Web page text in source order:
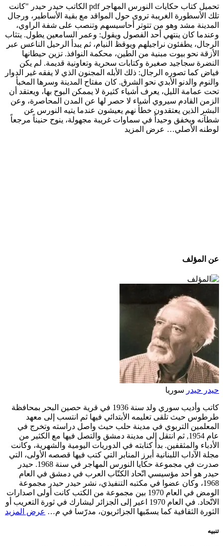
تحميل كتاب حكايات النورس المهاجر pdf الكاتب حيدر حيدر "كانت
تلك الأسطورة الغريبة تروى حول المواقد مع بقية الأساطير، ورجال
المدينة مشد وهو من تتوتر أحاسيسهم وتنصب على شفة الراوي،
وعندما كان ينتهي أحد الفصول ويقول: وعمر السامعين يطول. يتثاب
الرجال، يطفئون نراجيلهم ويوقظ النيام، ثم يبدأ الرحيل الناعس عبر
الأزقة نحو بيوت مبنية من الطين، محكمة النوافذ. تزين حيطانها
النضرة سجاجيد صغيرة وكتابات سحرية وتعاونية قديمة. لم يكن
فياض كما تصوره الرجال: ذلك الأبله المجنون الذي لا يفقه غير الدوار
والنوم والدنو الأبدي نحو الشرق. كان مفتاح المدينة وسرها المخبأ
تحت عمامة الليل، يعرف أشياء كثيرة لا يممكن البوح بها، ويعتقد أن
الزمن القادم سيروي أشياء لا حصر لها عن المدن المحاصرة، وعن
البشر الذين يعتقدون خطأ نهم يعيشون عندما يتيه النورس عن
شطآنه ويخفق وحيداً في سماوات غريبة مجهولة، ينوح حنيناً مرجعاً
لوطنه الأصلي… عرض المزيد
عن المؤلف
حيدر حيدر سوريا
كاتب وأديب سوري ولد سنة 1936 في قرية حصين البحر بمحافظة
طرطوس حيث تلقى تعليمه الأبتدائي فيها ثم انتسب إلى معهد
المعلمين التربوي في مدينة حلب حيث واصل دراسته وتخرج في
عام 1954, ثم انتقل إلى مدينة دمشق والتصل فيها مع الكثير من
الأدباء والمثقفين. بدأ كتابته في الدوريات اليومية والشهرية، وكانت
مجلة الآداب اللبنانية أبرز المنابر التي كتب فيها قصصه الأولى، التي
صدرت في مجموعة حكايا النورس المهاجر في سنة 1968. حيدر
حيدر هو أحد مؤسيسي اتّحاد الكتّاب العرب في دمشق في العام
1968، وكان عضوا في مكتبه التنفيذي، نشر حيدر حيدر مجموعة
الومض في العام 1970 بين مجموعة من الكتب كانت أولى اصدارات
الاتّحاد. في العام 1970 اعير إلى الجزائر ليشارك في ثورة التعريب أو
الثورة الثقافية كما يسمّيها الجزائريون، مدرّسا في م… عرض المزيد
تنبيه